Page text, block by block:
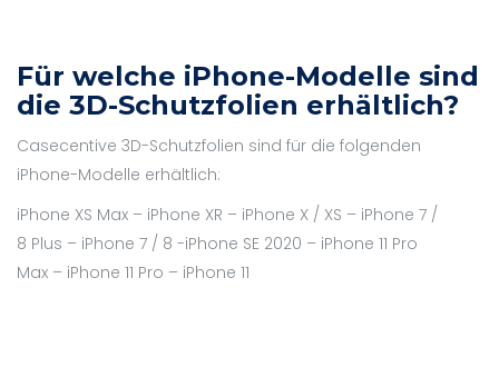
Für welche iPhone-Modelle sind
die 3D-Schutzfolien erhältlich?
Casecentive 3D-Schutzfolien sind für die folgenden
iPhone-Modelle erhältlich:
iPhone XS Max – iPhone XR – iPhone X / XS – iPhone 7 /
8 Plus – iPhone 7 / 8 -iPhone SE 2020 – iPhone 11 Pro
Max – iPhone 11 Pro – iPhone 11